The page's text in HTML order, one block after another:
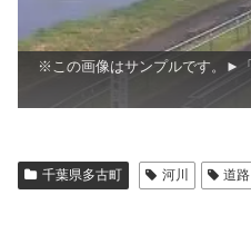
※この画像はサンプルです。►「
千葉県多古町 河川 道路